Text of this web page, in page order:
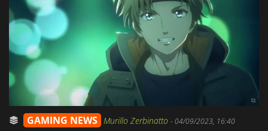
GAMING NEWS Murillo Zerbinatto -04/09/2023, 16:40